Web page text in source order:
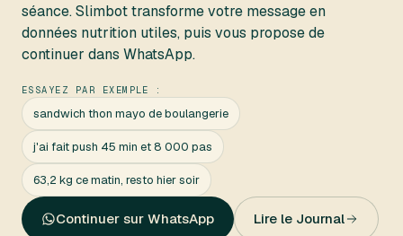
séance. Slimbot transforme votre message en
données nutrition utiles, puis vous propose de
continuer dans WhatsApp.
ESSAYEZ PAR EXEMPLE :
sandwich thon mayo de boulangerie
j'ai fait push 45 min et 8 000 pas
63,2 kg ce matin, resto hier soir
Continuer sur WhatsApp Lire le Journal